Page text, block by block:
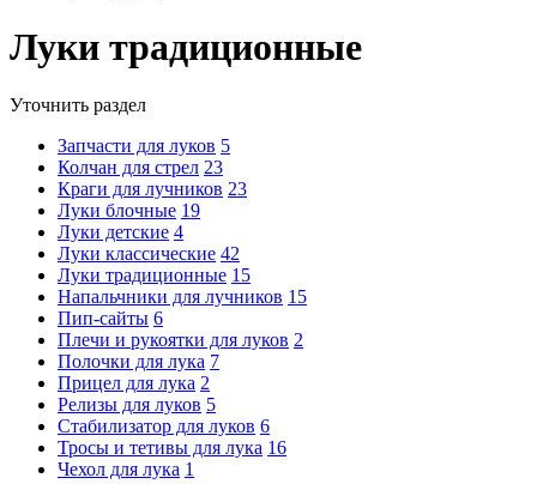
Луки традиционные
Уточнить раздел
Запчасти для луков 5
Колчан для стрел 23
Краги для лучников 23
Луки блочные 19
Луки детские 4
Луки классические 42
Луки традиционные 15
Напальчники для лучников 15
Пип-сайты 6
Плечи и рукоятки для луков 2
Полочки для лука 7
Прицел для лука 2
Релизы для луков 5
Стабилизатор для луков 6
Тросы и тетивы для лука 16
Чехол для лука 1